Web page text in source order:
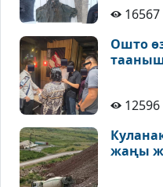
16567
Ошто
12596
жаңы